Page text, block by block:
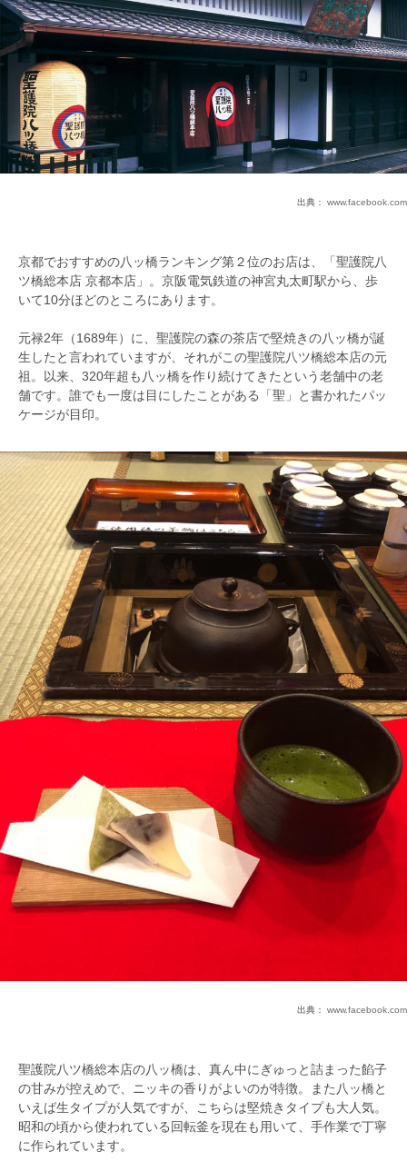
出典： www.facebook.com
京都でおすすめの八ッ橋ランキング第２位のお店は、「聖護院八
ツ橋総本店 京都本店」。京阪電気鉄道の神宮丸太町駅から、歩
いて10分ほどのところにあります。
元禄2年（1689年）に、聖護院の森の茶店で堅焼きの八ッ橋が誕
生したと言われていますが、それがこの聖護院八ツ橋総本店の元
祖。以来、320年超も八ッ橋を作り続けてきたという老舗中の老
舗です。誰でも一度は目にしたことがある「聖」と書かれたパッ
ケージが目印。
出典： www.facebook.com
聖護院八ツ橋総本店の八ッ橋は、真ん中にぎゅっと詰まった餡子
の甘みが控えめで、ニッキの香りがよいのが特徴。また八ッ橋と
いえば生タイプが人気ですが、こちらは堅焼きタイプも大人気。
昭和の頃から使われている回転釜を現在も用いて、手作業で丁寧
に作られています。